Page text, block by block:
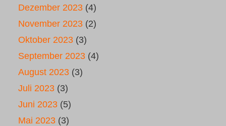
Dezember 2023 (4)
November 2023 (2)
Oktober 2023 (3)
September 2023 (4)
August 2023 (3)
Juli 2023 (3)
Juni 2023 (5)
Mai 2023 (3)